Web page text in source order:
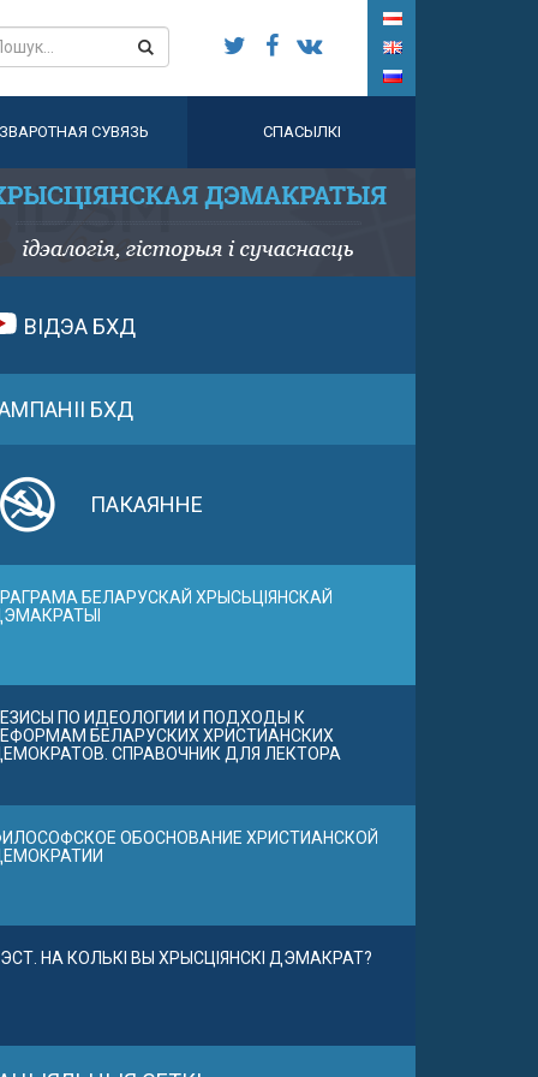
ЗВАРОТНАЯ СУВЯЗЬ СПАСЫЛКІ
ВІДЭА БХД
БХД
ПАКАЯННЕ
БЕЛАРУСКАЙ ХРЫСЬЦІЯНСКАЙ
ПО ИДЕОЛОГИИ И ПОДХОДЫ К
БЕЛАРУСКИХ ХРИСТИАНСКИХ
СПРАВОЧНИК ДЛЯ ЛЕКТОРА
ОБОСНОВАНИЕ ХРИСТИАНСКОЙ
НА КОЛЬКІ ВЫ ХРЫСЦІЯНСКІ ДЭМАКРАТ?